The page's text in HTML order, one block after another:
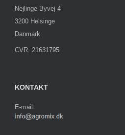
Nejlinge Byvej 4
3200 Helsinge
Danmark
CVR: 21631795
KONTAKT
E-mail: